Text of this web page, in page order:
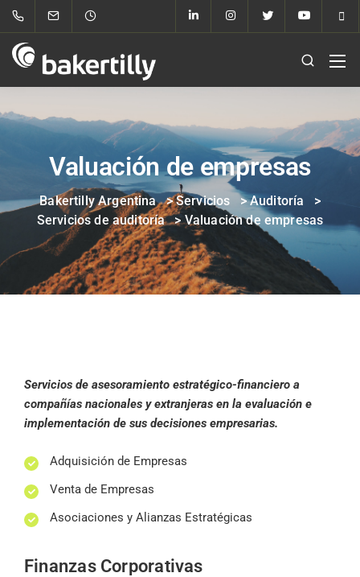
Valuación de empresas
Bakertilly Argentina >Servicios >Auditoría
>
Servicios de auditoría >Valuación de empresas
Servicios de asesoramiento estratégico-financiero a
compañías nacionales y extranjeras en la evaluación e
implementación de sus decisiones empresarias.
Adquisición de Empresas
Venta de Empresas
Asociaciones y Alianzas Estratégicas
Finanzas Corporativas